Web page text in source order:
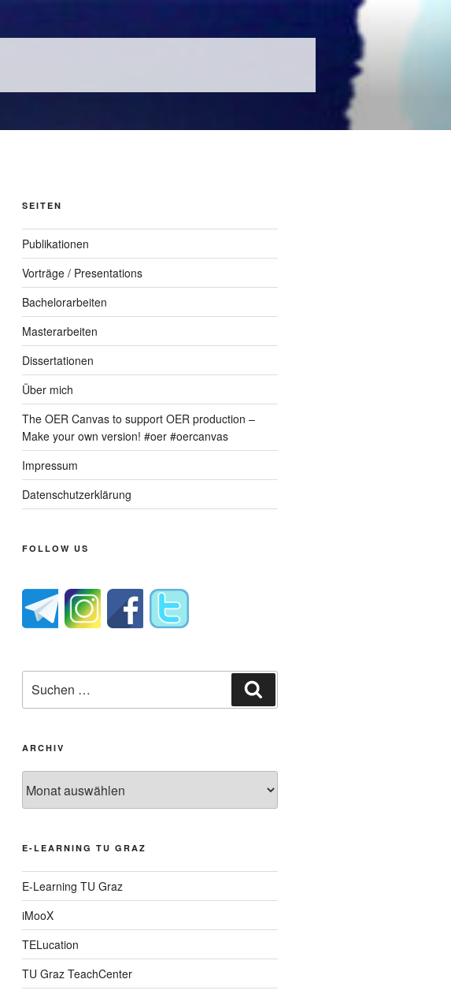
SEITEN
Publikationen
Vorträge / Presentations
Bachelorarbeiten
Masterarbeiten
Dissertationen
Über mich
The OER Canvas to support OER production –
Make your own version! #oer #oercanvas
Impressum
Datenschutzerklärung
FOLLOW US
nach:
ARCHIV
E-LEARNING TU GRAZ
E-Learning TU Graz
iMooX
TELucation
TU Graz TeachCenter